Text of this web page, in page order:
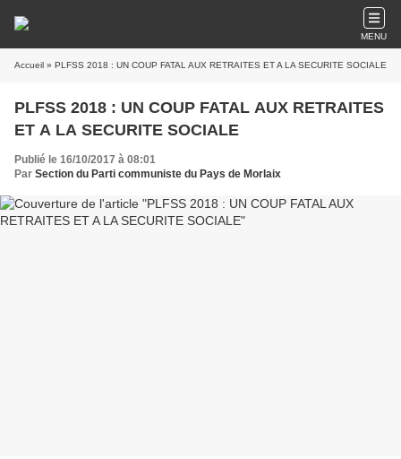
MENU
Accueil » PLFSS 2018 : UN COUP FATAL AUX RETRAITES ET A LA SECURITE SOCIALE
PLFSS 2018 : UN COUP FATAL AUX RETRAITES
ET A LA SECURITE SOCIALE
Publié le 16/10/2017 à 08:01
Par Section du Parti communiste du Pays de Morlaix